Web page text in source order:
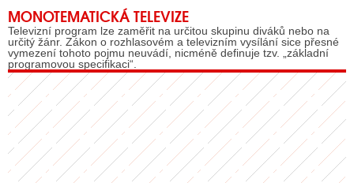
MONOTEMATICKÁ TELEVIZE
Televizní program lze zaměřit na určitou skupinu diváků nebo na
určitý žánr. Zákon o rozhlasovém a televizním vysílání sice přesné
vymezení tohoto pojmu neuvádí, nicméně definuje tzv. „základní
programovou specifikaci“.